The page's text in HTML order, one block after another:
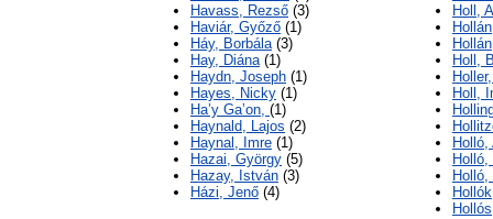
Havass, Rezső (3)
Haviár, Győző (1)
Háy, Borbála(3)
Hay, Diána(1)
Haydn, Joseph (1)
Hayes, Nicky (1)
Ha’y Ga’on, (1)
Haynald, Lajos (2)
Haynal, Imre (1)
Hazai, György (5)
Hazay, István (3)
Házi, Jenő (4)
Holl,
Holl,
Holl,
Holló,